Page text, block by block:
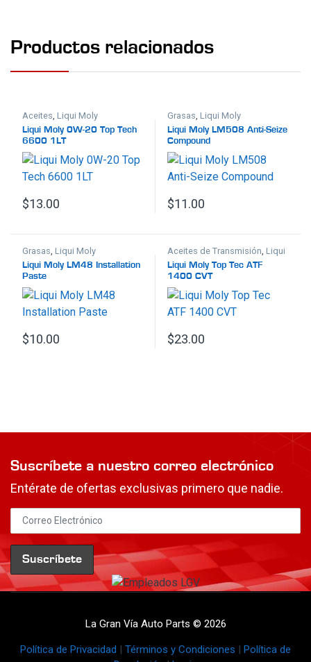
Productos relacionados
Aceites ,Liqui Moly
Liqui Moly 0W-20 Top Tech
6600 1LT
$13.00
Grasas ,Liqui Moly
Liqui Moly LM508 Anti-Seize
Compound
$11.00
Grasas ,Liqui Moly
Liqui Moly LM48 Installation
Paste
$10.00
Aceites de Transmisión ,Liqui
Moly
Liqui Moly Top Tec ATF
1400 CVT
$23.00
Suscríbete a nuestro correo electrónico
Entérate de ofertas exclusivas primero que nadie.
La Gran Vía Auto Parts © 2026
Política de Privacidad | Términos y Condiciones | Política de